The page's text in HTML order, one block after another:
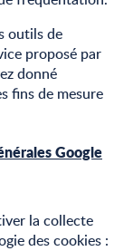
outils de
proposé par
donné
fins de mesure
Google
la collecte
des cookies :